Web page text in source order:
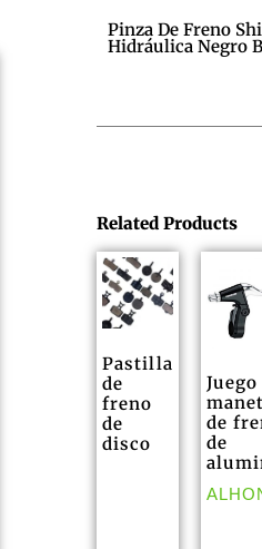
Pinza De Freno
Hidráulica Negro
Related Products
Pastilla
de
freno
de
disco
Juego
de
de